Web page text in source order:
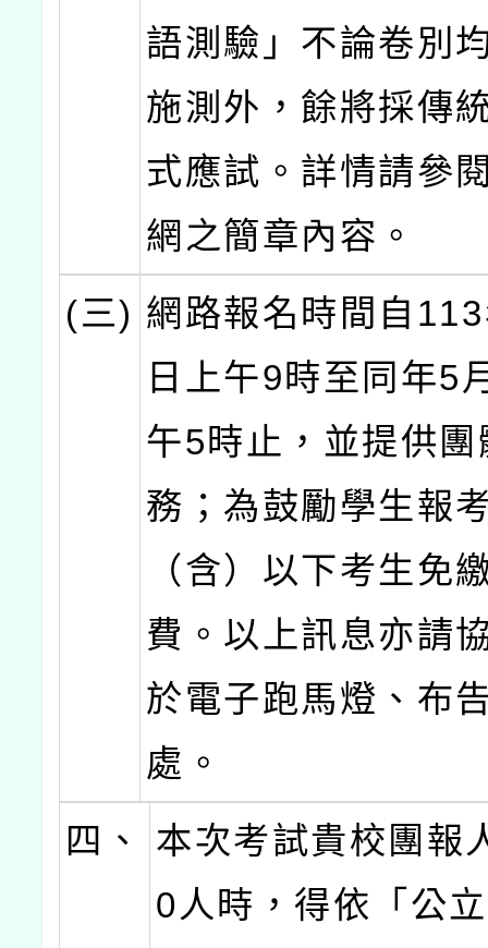
語測驗」不論卷別
施測外，餘將採傳
式應試。詳情請參
網之簡章內容。
(三) 網路報名時間自
日上午9時至同年5
午5時止，並提供
務；為鼓勵學生報
（含）以下考生免
費。以上訊息亦請
於電子跑馬燈、布
處。
四、
本次考試貴校團報
0人時，得依「公